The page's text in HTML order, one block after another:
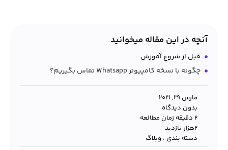
آنچه در این مقاله میخوانید
قبل از شروع آموزش
چگونه با نسخه کامپیوتر Whatsapp تماس بگیریم؟
مارس 29, 2021
بدون دیدگاه
2 دقیقه زمان مطالعه
۲هزار بازدید
دسته بندی : وبلاگ